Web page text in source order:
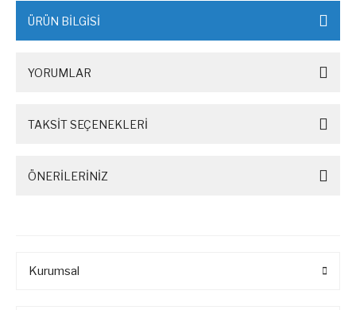
ÜRÜN BİLGİSİ
YORUMLAR
TAKSİT SEÇENEKLERİ
ÖNERİLERİNİZ
Kurumsal